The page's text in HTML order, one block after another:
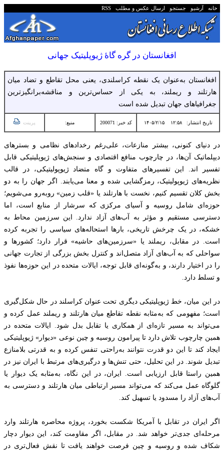
خانه آرشیو جستجو ارسال عکس و مطلب RSS
افغانستان در گره گاۀ ژیوپلیتیک جهانی
افغانستان به‌عنوان یک نقطه کراسلندی، یعنی محل تقاطع و تضاد میان
هارتلند و ریملند، به یکی از حساس‌ترین و مناقشه‌برانگیزترین
جغرافیاهای جهان تبدیل شده است
تاریخ انتشار:۱۲:۵۸ ۱۴۰۵/۲/۱۵ کد خبر: 200071 منبع: پرینت
در دنیای کنونی، بیشتر منازعات، علی‌رغم رخدادهای نظامی و بسترهای
دیپلماتیک آن‌ها، در چارچوب منافع اقتصادی و سنجش‌های ژیوپلیتیکی قابل
تفسیر اند. این تفسیرهای متفاوت و گاه متضاد ژیوپولیتیکی، در قالب
نظریه‌های ژیوپولیتیک، رمزگشایی شده و معنا می‌یابند. اگر جهان را به دو
بخش کلان تقسیم کنیم، نخست با هارتلند یا «قلب زمین» روبه‌رو می‌شویم؛
حوزه‌ای شامل روسیه و آسیای مرکزی که سرشار از منابع است، اما
دسترسی مستقیم و مؤثر به آب‌های آزاد ندارد. این سرزمین محاط به
خشکه، در یک چرخش تاریخی، بارها استحاله‌های سیاسی را تجربه کرده
است. در مقابل، ریملند یا «سرزمین‌های حاشیه» قرار دارد؛ کشورها و
سواحلی که به آب‌های آزاد متصل‌اند و کنترل بخش بزرگی از تجارت جهانی
را در اختیار دارند، و به‌گونه‌ای قابل توجه، ایالات متحده در این حوزه‌ها نفوذ
و تسلط دارد.
در این میان، خط ژیوپلیتیکی دیگری تحت عنوان کراسلند در حال شکل‌گیری
است؛ مفهومی که به‌مثابه نقطه تقاطع میان هارتلند و ریملند عمل کرده و
می‌تواند به مسیر تازه‌ای از همکاری یا تقابل بدل شود. ایالات متحده در
همین چارچوب تلاش دارد تا پیرامون روسیه و چین نوعی «دیوار» ژیوپلیتیکی
ایجاد کند تا این دو قدرت نتوانند به‌راحتی تنفس کرده و به قدرتی بلامنازع
تبدیل شوند. در این تحلیل، حتی تنش‌ها و درگیری‌های مرتبط با ایران نیز در
همین راستا قابل ارزیابی است. ایران، در این نگاه، به‌مثابه یک دیوار یا
گلوگاه عمل می‌کند که می‌تواند مسیر ارتباطی میان هارتلند و دسترسی به
آب‌های آزاد را مسدود یا تسهیل کند.
اگر ایران در تقابل با آمریکا شکست بخورد، پروژه محاصره هارتلند وارد
مرحله‌ای جدی‌تر خواهد شد. در مقابل، اگر مقاومت کند، این دیوار دچار
شکاف شده و روسیه و چین فرصت خواهند یافت تا نقش فعال‌تری در